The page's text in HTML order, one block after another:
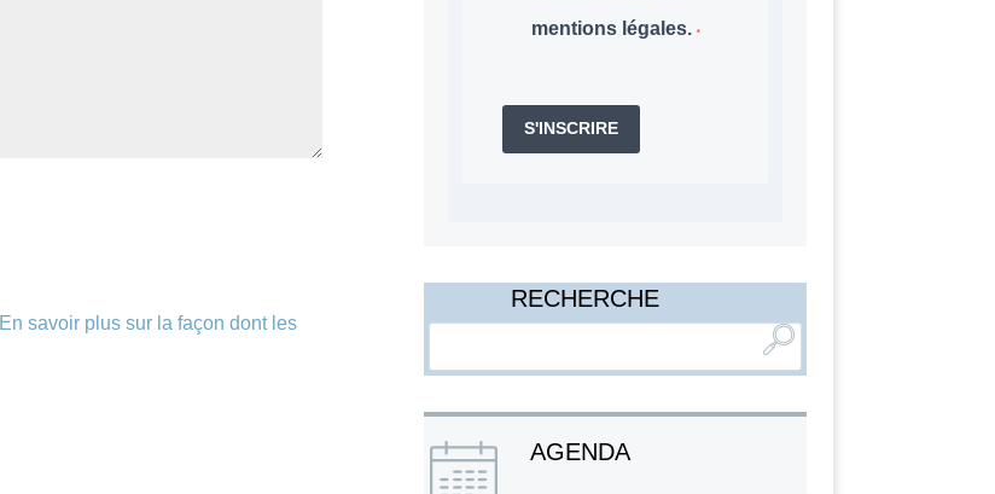
En savoir plus sur la façon dont les
mentions légales.
S'INSCRIRE
RECHERCHE
AGENDA